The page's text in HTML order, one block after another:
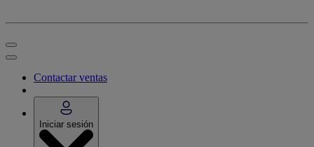
Contactar ventas
Iniciar sesión